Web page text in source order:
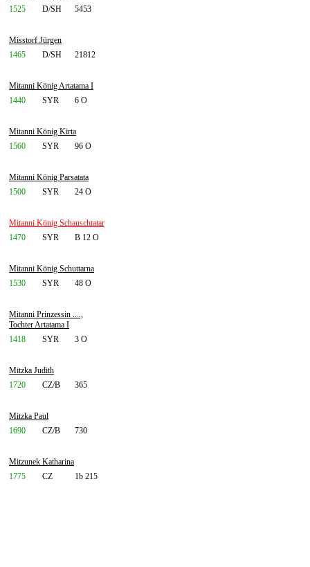
1525
D/SH 5453
Misstorf Jürgen
1465
D/SH 21812
Mitanni König Artatama I
1440
SYR 6 O
Mitanni König Kirta
1560
SYR 96 O
Mitanni König Parsatata
1500
SYR 24 O
Mitanni König Schauschtatar
1470
SYR B 12 O
Mitanni König Schuttarna
1530
SYR 48 O
Mitanni Prinzessin ....,
Tochter Artatama I
1418
SYR 3 O
Mitzka Judith
1720
CZ/B 365
Mitzka Paul
1690
CZ/B 730
Mitzunek Katharina
1775
CZ 1b 215